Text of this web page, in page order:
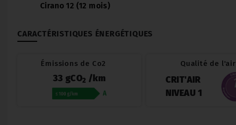
Cirano 12 (12 mois)
CARACTÉRISTIQUES ÉNERGÉTIQUES
Émissions de Co2
33 gCO2 /km
Qualité de l'air
CRIT'AIR
NIVEAU 1